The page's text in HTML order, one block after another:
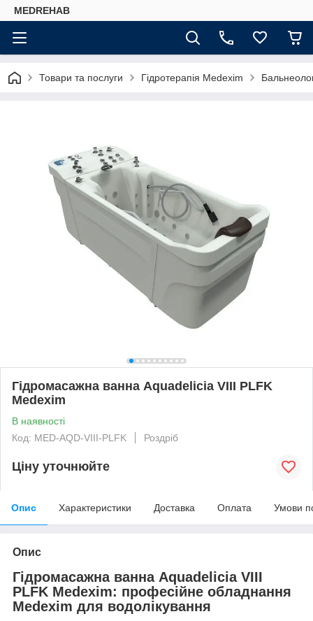
MEDREHAB
Товари та послуги Гідротерапія Medexim
Гідромасажна ванна Aquadelicia VIII PLFK
Medexim
В наявності
Код: MED-AQD-VIII-PLFK
Роздріб
Ціну уточнюйте
Опис Характеристики Доставка Оплата Умови
Опис
Гідромасажна ванна Aquadelicia VIII
PLFK Medexim: професійне обладнання
Medexim для водолікування